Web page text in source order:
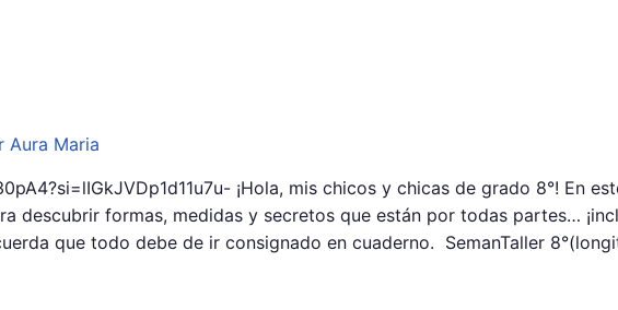
Aura Maria
¡Hola, mis chicos y chicas de grado 8°! En
descubrir formas, medidas y secretos que están por todas partes…
que todo debe de ir consignado en cuaderno. SemanTaller